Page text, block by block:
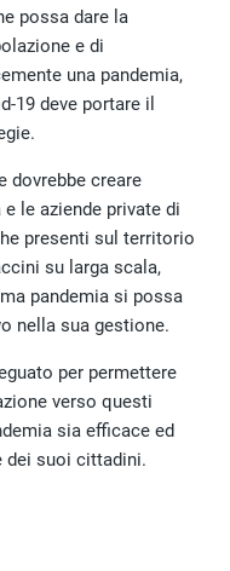
possa dare la
e di
una pandemia,
19 deve portare il
dovrebbe creare
le aziende private di
presenti sul territorio
su larga scala,
pandemia si possa
nella sua gestione.
per permettere
verso questi
sia efficace ed
dei suoi cittadini.